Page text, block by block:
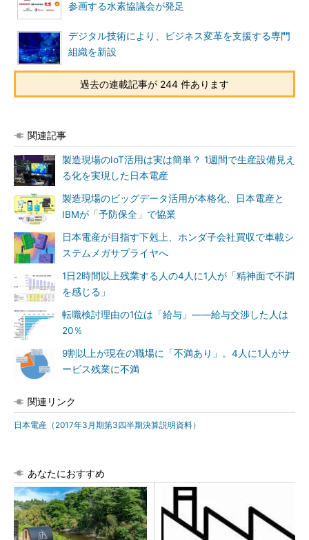
参画する水素協議会が発足
デジタル技術により、ビジネス変革を支援する専門
組織を新設
過去の連載記事が 244 件あります
関連記事
製造現場のIoT活用は実は簡単？ 1週間で生産設備見え
る化を実現した日本電産
製造現場のビッグデータ活用が本格化、日本電産と
IBMが「予防保全」で協業
日本電産が目指す下剋上、ホンダ子会社買収で車載シ
ステムメガサプライヤへ
1日2時間以上残業する人の4人に1人が「精神面で不調
を感じる」
転職検討理由の1位は「給与」――給与交渉した人は
20％
9割以上が現在の職場に「不満あり」。4人に1人がサ
ービス残業に不満
関連リンク
日本電産（2017年3月期第3四半期決算説明資料）
あなたにおすすめ